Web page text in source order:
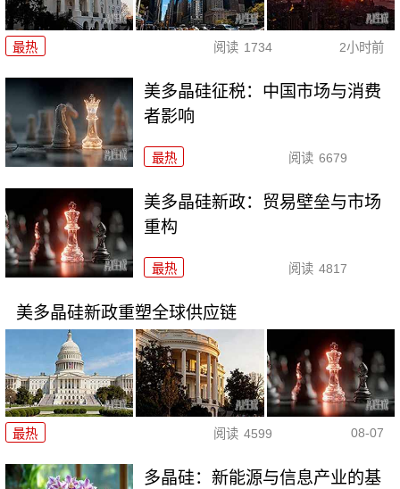
最热 阅读 1734 2小时前
美多晶硅征税：中国市场与消费
者影响
最热 阅读 6679
美多晶硅新政：贸易壁垒与市场
重构
最热 阅读 4817
美多晶硅新政重塑全球供应链
最热 阅读 4599 08-07
多晶硅：新能源与信息产业的基